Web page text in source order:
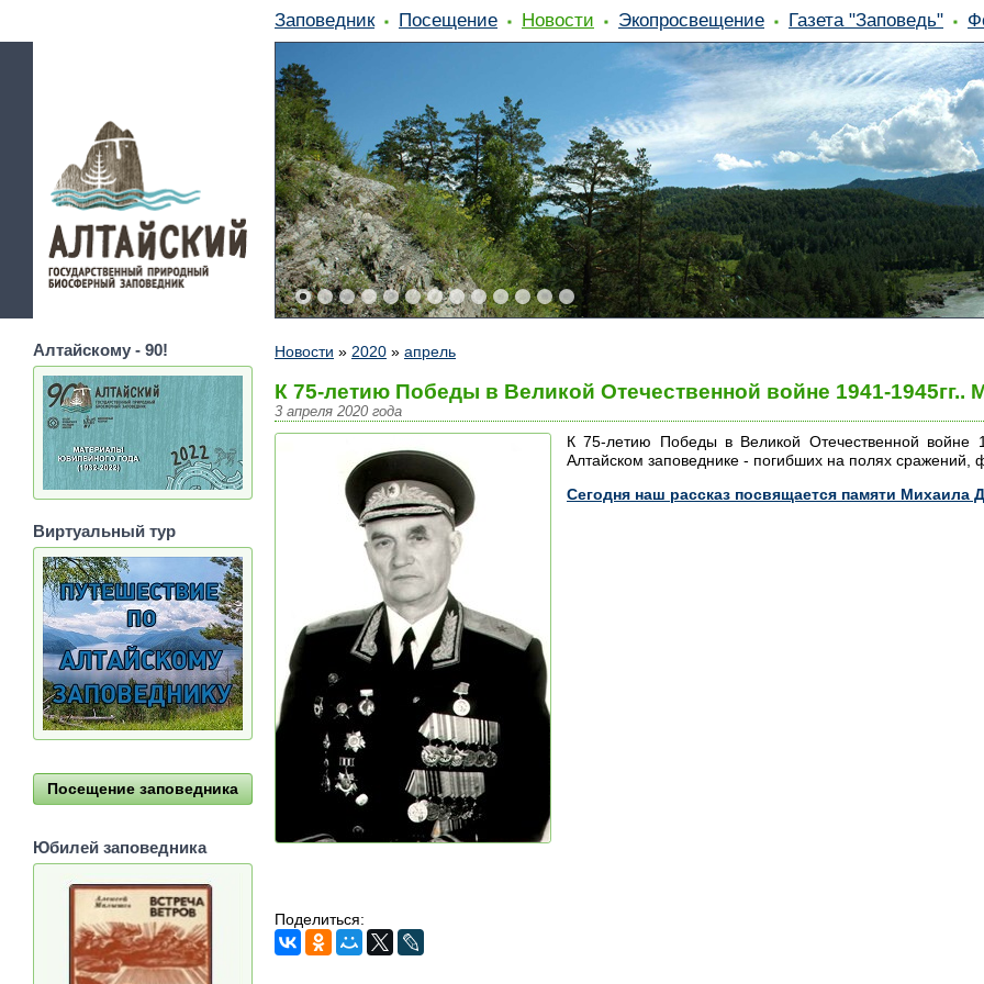
Заповедник Посещение Новости Экопросвещение Газета "Заповедь"
Новости » 2020 » апрель
К 75-летию Победы в Великой Отечественной войне 1941-
3 апреля 2020 года
К 75-летию Победы в Великой Отечественной войне
Алтайском заповеднике - погибших на полях сражений,
Сегодня наш рассказ посвящается памяти Михаила
Поделиться:
Алтайскому - 90!
Виртуальный тур
Посещение заповедника
Юбилей заповедника